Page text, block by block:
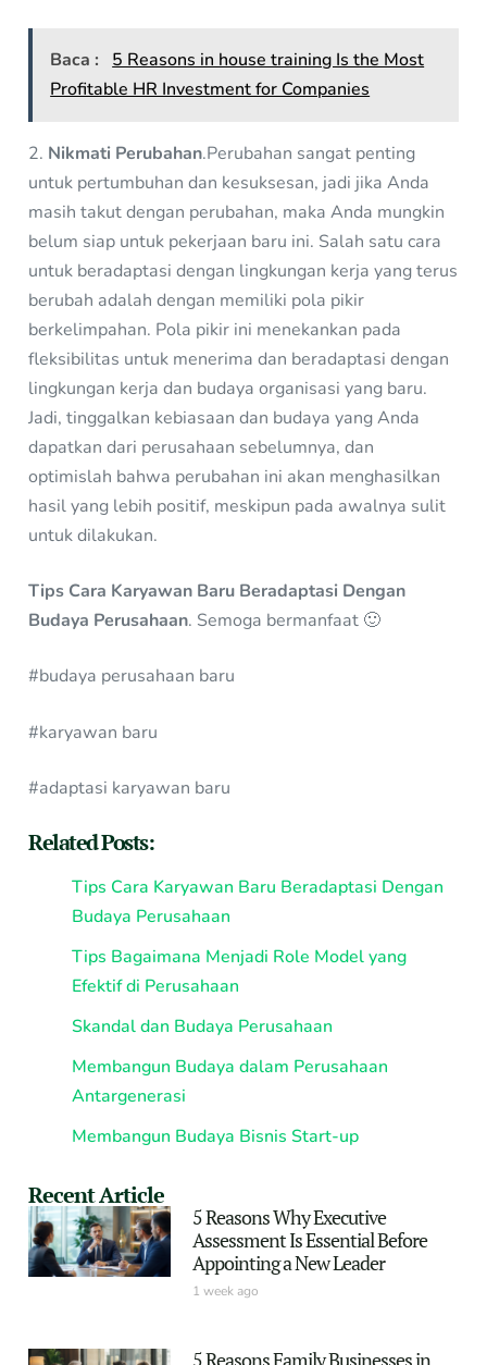
Baca :
5 Reasons in house training Is the Most
Profitable HR Investment for Companies
2. Nikmati Perubahan.Perubahan sangat penting
untuk pertumbuhan dan kesuksesan, jadi jika Anda
masih takut dengan perubahan, maka Anda mungkin
belum siap untuk pekerjaan baru ini. Salah satu cara
untuk beradaptasi dengan lingkungan kerja yang terus
berubah adalah dengan memiliki pola pikir
berkelimpahan. Pola pikir ini menekankan pada
fleksibilitas untuk menerima dan beradaptasi dengan
lingkungan kerja dan budaya organisasi yang baru.
Jadi, tinggalkan kebiasaan dan budaya yang Anda
dapatkan dari perusahaan sebelumnya, dan
optimislah bahwa perubahan ini akan menghasilkan
hasil yang lebih positif, meskipun pada awalnya sulit
untuk dilakukan.
Tips Cara Karyawan Baru Beradaptasi Dengan
Budaya Perusahaan. Semoga bermanfaat 🙂
#budaya perusahaan baru
#karyawan baru
#adaptasi karyawan baru
Related Posts:
Tips Cara Karyawan Baru Beradaptasi Dengan
Budaya Perusahaan
Tips Bagaimana Menjadi Role Model yang
Efektif di Perusahaan
Skandal dan Budaya Perusahaan
Membangun Budaya dalam Perusahaan
Antargenerasi
Membangun Budaya Bisnis Start-up
Recent Article
5 Reasons Why Executive
Assessment Is Essential Before
Appointing a New Leader
1 week ago
5 Reasons Family Businesses in